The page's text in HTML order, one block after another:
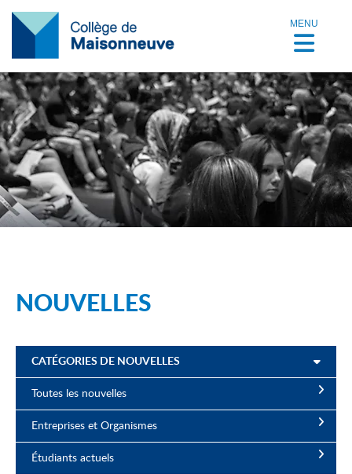
MENU
NOUVELLES
CATÉGORIES DE NOUVELLES
Toutes les nouvelles
Entreprises et Organismes
Étudiants actuels